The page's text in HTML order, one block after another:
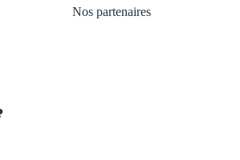
Nos partenaires